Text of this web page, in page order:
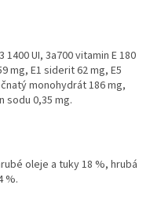
1400 UI, 3a700 vitamin E 180
mg, E1 siderit 62 mg, E5
monohydrát 186 mg,
sodu 0,35 mg.
oleje a tuky 18 %, hrubá
%.